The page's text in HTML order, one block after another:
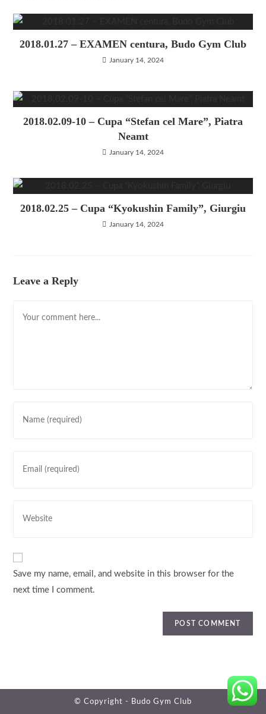
2018.01.27 – EXAMEN centura, Budo Gym Club
January 14, 2024
2018.02.09-10 – Cupa “Stefan cel Mare”, Piatra
Neamt
January 14, 2024
2018.02.25 – Cupa “Kyokushin Family”, Giurgiu
January 14, 2024
Leave a Reply
your
username
your
your
URL
Save my name, email, and website in this browser for the
next time I comment.
© Copyright - Budo Gym Club